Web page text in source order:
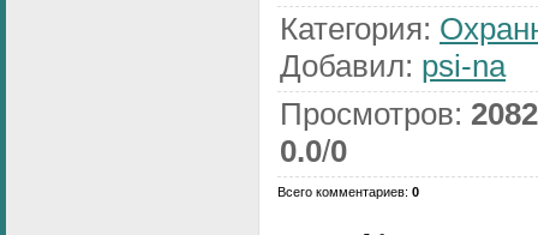
Категория:
Добавил: psi-na
Просмотров: 2082
0.0/0
Всего комментариев: 0